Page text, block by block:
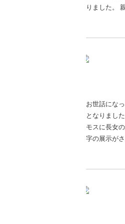
りました。
お世話にな
となりまし
モスに長女
字の展示が
プライバ